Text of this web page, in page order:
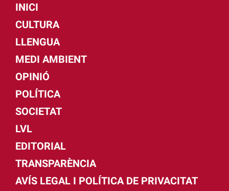
INICI
CULTURA
LLENGUA
MEDI AMBIENT
OPINIÓ
POLÍTICA
SOCIETAT
LVL
EDITORIAL
TRANSPARÈNCIA
AVÍS LEGAL I POLÍTICA DE PRIVACITAT